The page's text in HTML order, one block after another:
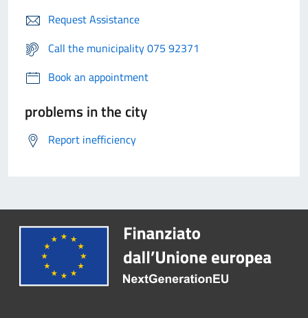
Request Assistance
Call the municipality 075 92371
Book an appointment
problems in the city
Report inefficiency